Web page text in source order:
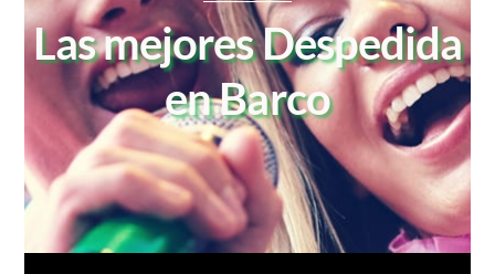
Las mejores Despedida
en Barco